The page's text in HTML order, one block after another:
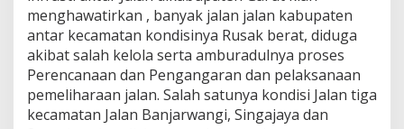
d
i
G
a
r
u
t
,
menghawatirkan , banyak jalan jalan kabupaten
antar kecamatan kondisinya Rusak berat, diduga
akibat salah kelola serta amburadulnya proses
Perencanaan dan Pengangaran dan pelaksanaan
pemeliharaan jalan. Salah satunya kondisi Jalan tiga
kecamatan Jalan Banjarwangi, Singajaya dan